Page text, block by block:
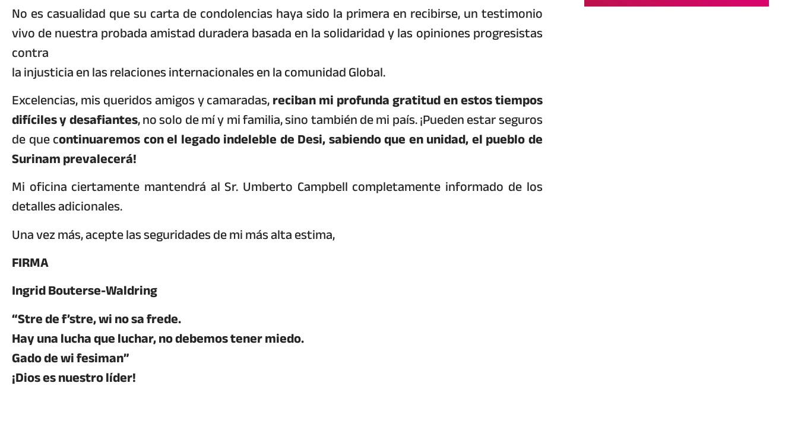
No es casualidad que su carta de condolencias haya sido la primera en recibirse, un testimonio
vivo de nuestra probada amistad duradera basada en la solidaridad y las opiniones progresistas
contra
la injusticia en las relaciones internacionales en la comunidad Global.
Excelencias, mis queridos amigos y camaradas,reciban mi profunda gratitud en estos tiempos
difíciles y desafiantes, no solo de mí y mi familia, sino también de mi país. ¡Pueden estar seguros
de que continuaremos con el legado indeleble de Desi, sabiendo que en unidad, el pueblo de
Surinam prevalecerá!
Mi oficina ciertamente mantendrá al Sr. Umberto Campbell completamente informado de los
detalles adicionales.
Una vez más, acepte las seguridades de mi más alta estima,
FIRMA
Ingrid Bouterse-Waldring
“Stre de f’stre, wi no sa frede.
Hay una lucha que luchar, no debemos tener miedo.
Gado de wi fesiman”
¡Dios es nuestro líder!